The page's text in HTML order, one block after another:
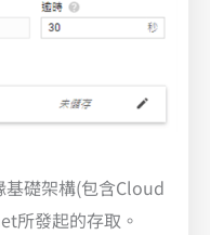
礎架構(包含Cloud
所發起的存取。